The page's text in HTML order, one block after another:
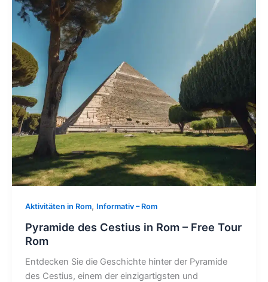
Aktivitäten in Rom, Informativ – Rom
Pyramide des Cestius in Rom – Free Tour
Rom
Entdecken Sie die Geschichte hinter der Pyramide
des Cestius, einem der einzigartigsten und